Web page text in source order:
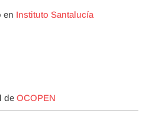
en Instituto Santalucía
de OCOPEN